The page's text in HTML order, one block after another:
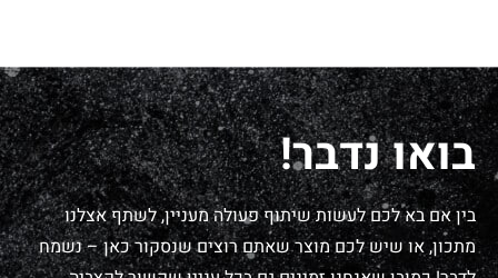
בואו נדבר!
בין אם בא לכם לעשות שיתוף פעולה מעניין, לשתף אצלנו
מתכון, או שיש לכם מוצר שאתם רוצים שנסקור כאן – נשמח